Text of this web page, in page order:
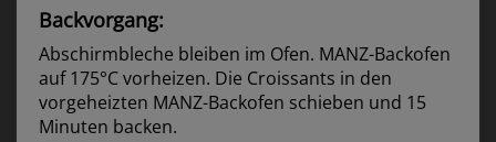
Backvorgang:
Abschirmbleche bleiben im Ofen. MANZ-Backofen
auf 175°C vorheizen. Die Croissants in den
vorgeheizten MANZ-Backofen schieben und 15
Minuten backen.